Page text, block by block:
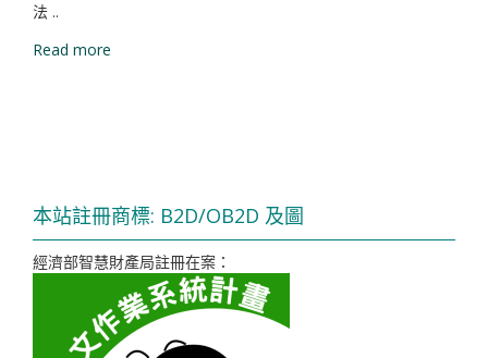
法 ..
Read more
本站註冊商標: B2D/OB2D 及圖
經濟部智慧財產局註冊在案：